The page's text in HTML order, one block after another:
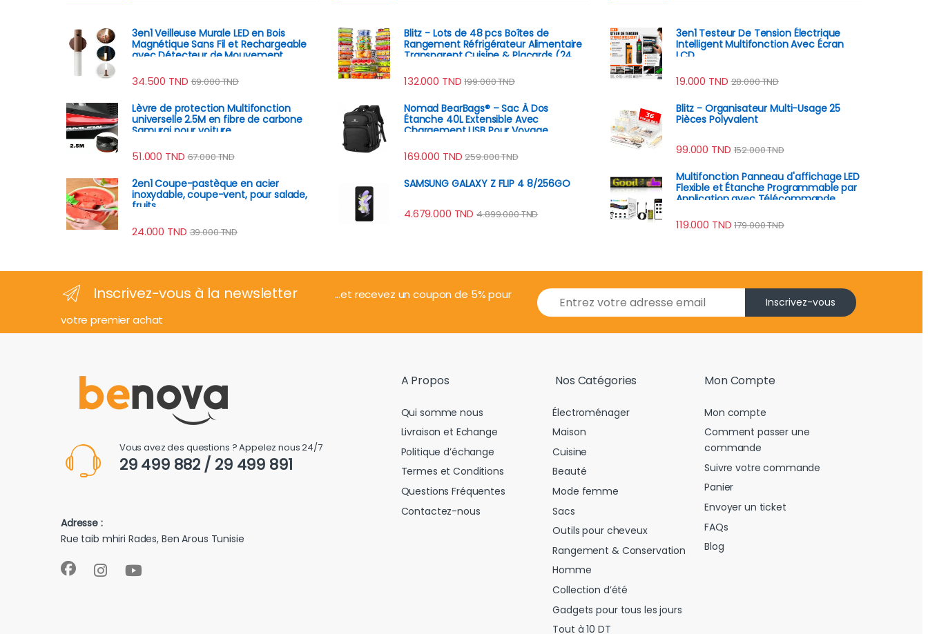
3en1 Veilleuse Murale LED en Bois
Magnétique Sans Fil et Rechargeable
avec Détecteur de Mouvement
34.500 TND 69.000TND
Lèvre de protection Multifonction
universelle 2.5M en fibre de carbone
Samurai pour voiture
51.000 TND 67.000TND
2en1 Coupe-pastèque en acier
inoxydable, coupe-vent, pour salade,
fruits
24.000 TND 39.000TND
Blitz - Lots de 48 pcs Boîtes de
Rangement Réfrigérateur Alimentaire
Transparent Cuisine & Placards (24
132.000 TND 199.000TND
Nomad BearBags® – Sac À Dos
Étanche 40L Extensible Avec
Chargement USB Pour Voyage
169.000 TND 259.000TND
SAMSUNG GALAXY Z FLIP 4 8/256GO
4.679.000 TND 4.899.000TND
3en1 Testeur De Tension Électrique
Intelligent Multifonction Avec Écran
LCD
19.000 TND 28.000TND
Blitz - Organisateur Multi-Usage 25
Pièces Polyvalent
99.000 TND 152.000TND
Multifonction Panneau d'affichage LED
Flexible et Étanche Programmable par
Application avec Télécommande
119.000 TND 179.000TND
Inscrivez-vous à la newsletter
...et recevez un coupon de 5% pour
votre premier achat
E
m
i
Inscrivez-vous
Vous avez des questions ? Appelez nous 24/7
29 499 882 / 29 499 891
Adresse :
Rue taib mhiri Rades, Ben Arous Tunisie
A Propos
Qui somme nous
Livraison et Echange
Politique d’échange
Termes et Conditions
Questions Fréquentes
Contactez-nous
Nos Catégories
Électroménager
Maison
Cuisine
Beauté
Mode femme
Sacs
Outils pour cheveux
Rangement & Conservation
Homme
Collection d’été
Gadgets pour tous les jours
Tout à 10 DT
Mon Compte
Mon compte
Comment passer une
commande
Suivre votre commande
Panier
Envoyer un ticket
FAQs
Blog